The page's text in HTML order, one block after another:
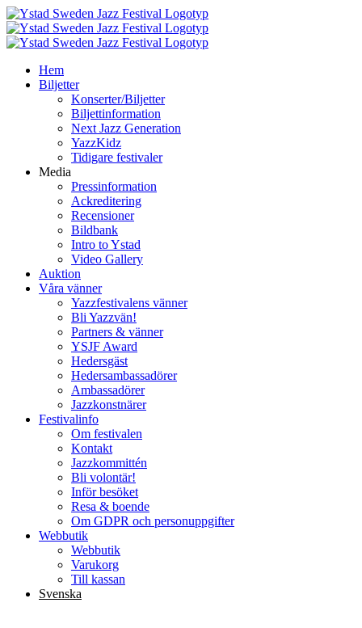
Fortsätt
till
innehållet
Hem
Biljetter
Konserter/Biljetter
Biljettinformation
Next Jazz Generation
YazzKidz
Tidigare festivaler
Media
Pressinformation
Ackreditering
Recensioner
Bildbank
Intro to Ystad
Video Gallery
Auktion
Våra vänner
Yazzfestivalens vänner
Bli Yazzvän!
Partners & vänner
YSJF Award
Hedersgäst
Hedersambassadörer
Ambassadörer
Jazzkonstnärer
Festivalinfo
Om festivalen
Kontakt
Jazzkommittén
Bli volontär!
Inför besöket
Resa & boende
Om GDPR och personuppgifter
Webbutik
Webbutik
Varukorg
Till kassan
Svenska